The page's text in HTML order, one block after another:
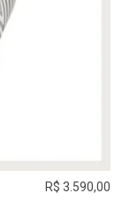
R$ 3.590,00